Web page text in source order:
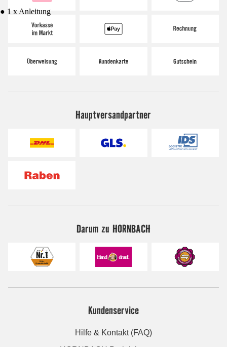
● 1 x Anleitung
Hauptversandpartner
Darum zu HORNBACH
Kundenservice
Hilfe & Kontakt (FAQ)